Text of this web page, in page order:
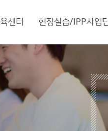
센터 현장실습/IPP사업